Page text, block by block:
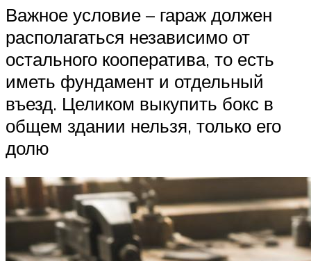
Важное условие – гараж должен
располагаться независимо от
остального кооператива, то есть
иметь фундамент и отдельный
въезд. Целиком выкупить бокс в
общем здании нельзя, только его
долю